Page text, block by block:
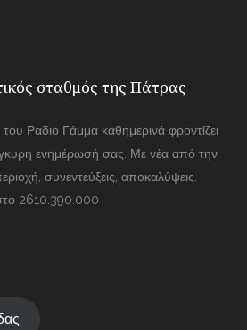
σταθμός της Πάτρας
Ραδιο Γάμμα καθημερινά φροντίζει
έγκυρη ενημέρωσή σας. Με νέα από την
συνεντεύξεις, αποκαλύψεις.
2610.390.000